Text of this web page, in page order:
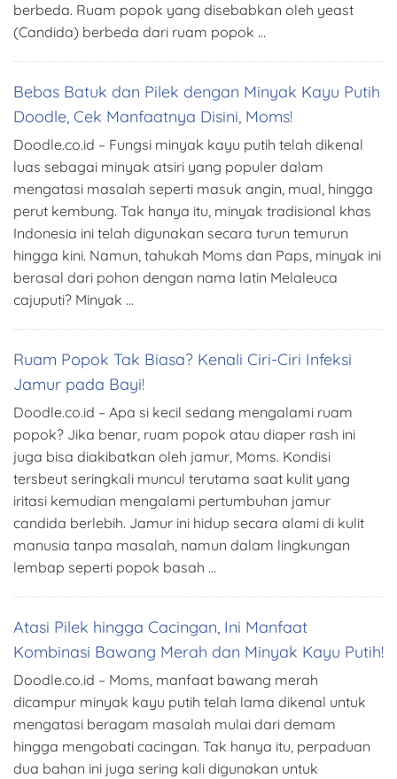
berbeda. Ruam popok yang disebabkan oleh yeast
(Candida) berbeda dari ruam popok …
Bebas Batuk dan Pilek dengan Minyak Kayu Putih
Doodle, Cek Manfaatnya Disini, Moms!
Doodle.co.id – Fungsi minyak kayu putih telah dikenal
luas sebagai minyak atsiri yang populer dalam
mengatasi masalah seperti masuk angin, mual, hingga
perut kembung. Tak hanya itu, minyak tradisional khas
Indonesia ini telah digunakan secara turun temurun
hingga kini. Namun, tahukah Moms dan Paps, minyak ini
berasal dari pohon dengan nama latin Melaleuca
cajuputi? Minyak …
Ruam Popok Tak Biasa? Kenali Ciri-Ciri Infeksi
Jamur pada Bayi!
Doodle.co.id – Apa si kecil sedang mengalami ruam
popok? Jika benar, ruam popok atau diaper rash ini
juga bisa diakibatkan oleh jamur, Moms. Kondisi
tersbeut seringkali muncul terutama saat kulit yang
iritasi kemudian mengalami pertumbuhan jamur
candida berlebih. Jamur ini hidup secara alami di kulit
manusia tanpa masalah, namun dalam lingkungan
lembap seperti popok basah …
Atasi Pilek hingga Cacingan, Ini Manfaat
Kombinasi Bawang Merah dan Minyak Kayu Putih!
Doodle.co.id – Moms, manfaat bawang merah
dicampur minyak kayu putih telah lama dikenal untuk
mengatasi beragam masalah mulai dari demam
hingga mengobati cacingan. Tak hanya itu, perpaduan
dua bahan ini juga sering kali digunakan untuk